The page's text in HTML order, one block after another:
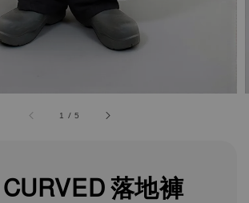
1 /5
落地褲